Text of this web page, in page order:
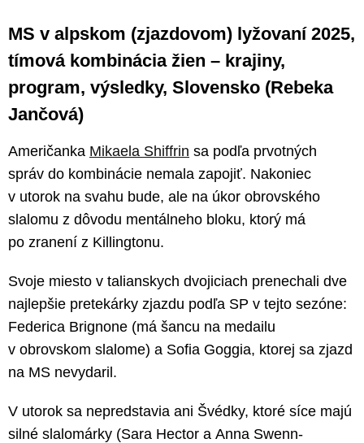
MS v alpskom (zjazdovom) lyžovaní 2025,
tímová kombinácia žien – krajiny,
program, výsledky, Slovensko (Rebeka
Jančová)
Američanka Mikaela Shiffrin sa podľa prvotných
správ do kombinácie nemala zapojiť. Nakoniec
v utorok na svahu bude, ale na úkor obrovského
slalomu z dôvodu mentálneho bloku, ktorý má
po zranení z Killingtonu.
Svoje miesto v talianskych dvojiciach prenechali dve
najlepšie pretekárky zjazdu podľa SP v tejto sezóne:
Federica Brignone (má šancu na medailu
v obrovskom slalome) a Sofia Goggia, ktorej sa zjazd
na MS nevydaril.
V utorok sa nepredstavia ani Švédky, ktoré síce majú
silné slalomárky (Sara Hector a Anna Swenn-